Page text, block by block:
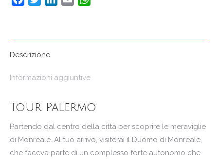
Descrizione
Informazioni aggiuntive
Tour Palermo
Partendo dal centro della città per scoprire le meraviglie
di Monreale. Al tuo arrivo, visiterai il Duomo di Monreale,
che faceva parte di un complesso forte autonomo che